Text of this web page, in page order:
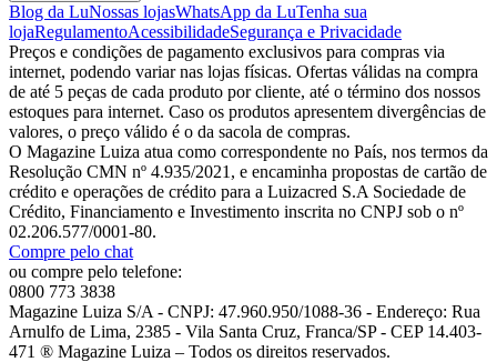
Blog da LuNossas lojasWhatsApp da LuTenha sua
lojaRegulamentoAcessibilidadeSegurança e Privacidade
Preços e condições de pagamento exclusivos para compras via
internet, podendo variar nas lojas físicas. Ofertas válidas na compra
de até 5 peças de cada produto por cliente, até o término dos nossos
estoques para internet. Caso os produtos apresentem divergências de
valores, o preço válido é o da sacola de compras.
O Magazine Luiza atua como correspondente no País, nos termos da
Resolução CMN nº 4.935/2021, e encaminha propostas de cartão de
crédito e operações de crédito para a Luizacred S.A Sociedade de
Crédito, Financiamento e Investimento inscrita no CNPJ sob o nº
02.206.577/0001-80.
Compre pelo chat
ou compre pelo telefone:
0800 773 3838
Magazine Luiza S/A - CNPJ: 47.960.950/1088-36 - Endereço: Rua
Arnulfo de Lima, 2385 - Vila Santa Cruz, Franca/SP - CEP 14.403-
471 ® Magazine Luiza – Todos os direitos reservados.